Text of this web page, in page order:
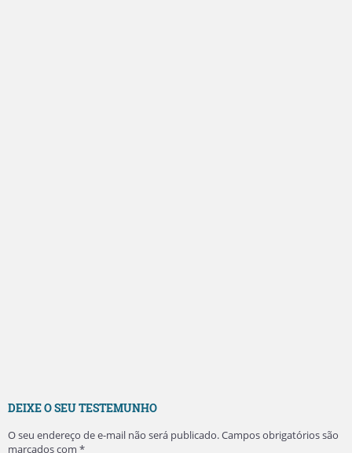
DEIXE O SEU TESTEMUNHO
O seu endereço de e-mail não será publicado.Campos obrigatórios são
marcados com *